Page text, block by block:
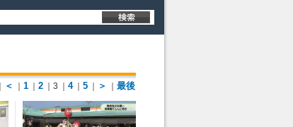
＜ 1 2 ｜3 4 5 ＞ 最後